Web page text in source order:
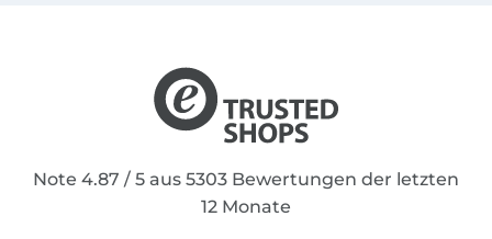
Note 4.87 / 5 aus 5303 Bewertungen der letzten
12 Monate